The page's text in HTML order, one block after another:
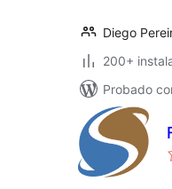
Diego
200+
Probado